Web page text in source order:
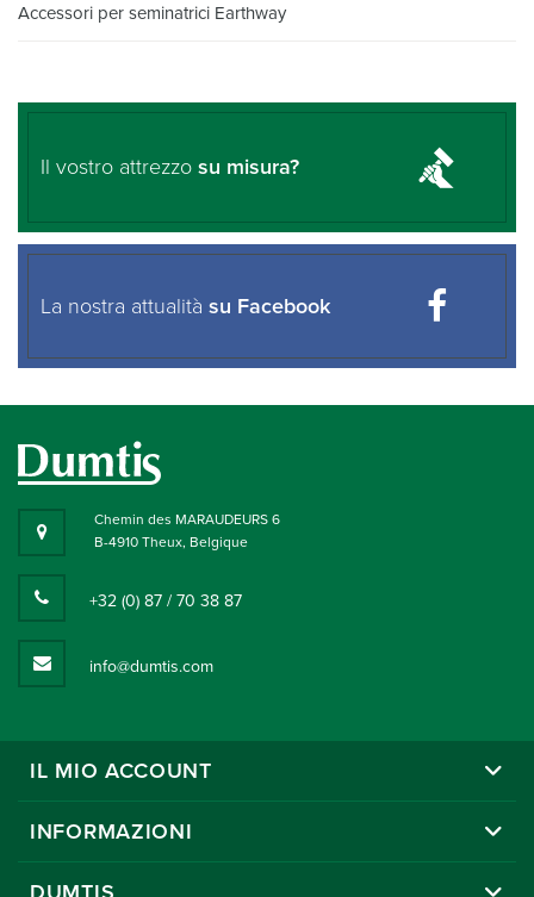
Accessori per seminatrici Earthway
Il vostro attrezzo su misura?
La nostra attualità su Facebook
Chemin des MARAUDEURS 6
B-4910 Theux, Belgique
+32 (0) 87 / 70 38 87
info@dumtis.com
IL MIO ACCOUNT
INFORMAZIONI